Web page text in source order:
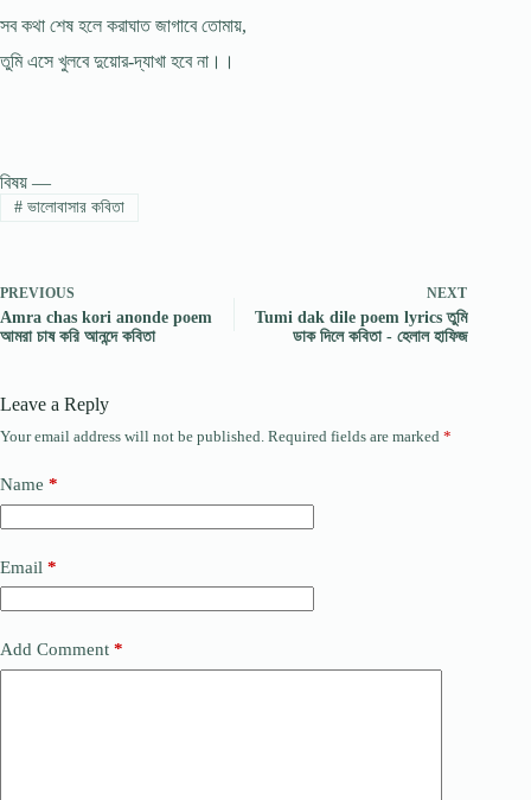
সব কথা শেষ হলে করাঘাত জাগাবে তোমায়,
তুমি এসে খুলবে দুয়োর-দ্যাখা হবে না।।
বিষয় —
#ভালোবাসার কবিতা
PREVIOUS
Amra chas kori anonde poem
আমরা চাষ করি আনন্দে কবিতা
NEXT
Tumi dak dile poem lyrics তুমি
ডাক দিলে কবিতা - হেলাল হাফিজ
Leave a Reply
Your email address will not be published. Required fields are marked *
Name *
Email *
Add Comment *